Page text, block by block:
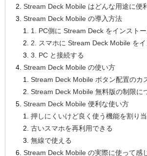
Stream Deck Mobile はどんな用途に便
Stream Deck Mobile の導入方法
1. PC側に Stream Deck をインスト
2. スマホに Stream Deck Mobile を
3. PC と接続する
Stream Deck Mobile の使い方
Stream Deck Mobile ボタン配置のカ
Stream Deck Mobile 無料版の制限に
Stream Deck Mobile 便利な使い方
押しにくいけど良く使う機能を割り
古いスマホを再利用できる
無線で使える
Stream Deck Mobile の実際に使って感